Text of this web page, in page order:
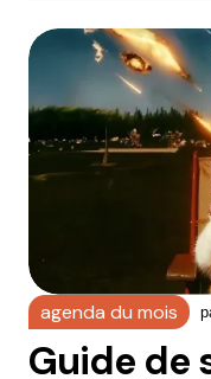
agenda du mois
Guide de